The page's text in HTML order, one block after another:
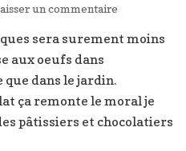
un commentaire
acheter
Pâques
à
sera surement moins
aux oeufs dans
dans le jardin.
ça remonte le moral je
pâtissiers et chocolatiers